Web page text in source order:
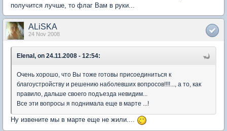
получится лучше, то флаг Вам в руки...
ALiSKA
24 Nov 2008
ElenaI, on 24.11.2008 - 12:54:
Очень хорошо, что Вы тоже готовы присоединиться к
благоустройству и решению наболевших вопросов!!!!..., а то, как
правило, дальше своего подъезда невидим...
Все эти вопросы я поднимала еще в марте ...!
Ну извените мы в марте еще не жили....